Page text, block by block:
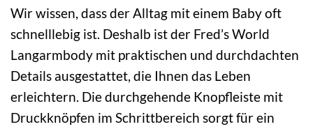
Wir wissen, dass der Alltag mit einem Baby oft
schnelllebig ist. Deshalb ist der Fred’s World
Langarmbody mit praktischen und durchdachten
Details ausgestattet, die Ihnen das Leben
erleichtern. Die durchgehende Knopfleiste mit
Druckknöpfen im Schrittbereich sorgt für ein